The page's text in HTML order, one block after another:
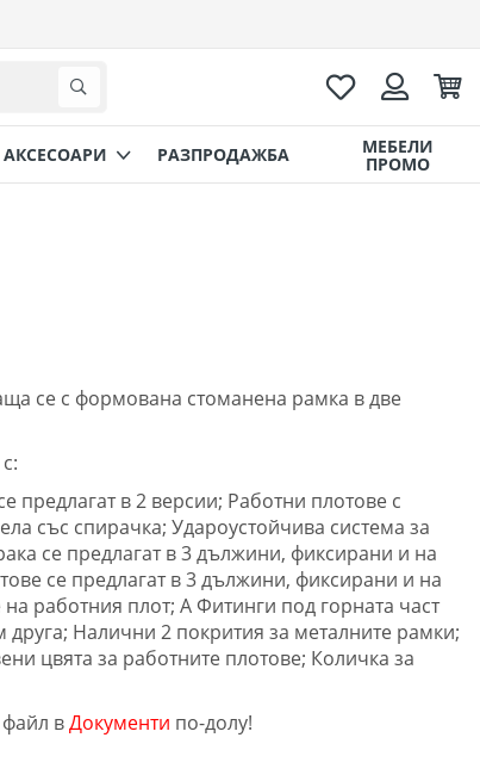
Любими
AКСЕСОАРИ РАЗПРОДАЖБА МЕБЕЛИ
ПРОМО
се с формована стоманена рамка в две
предлагат в 2 версии; Работни плотове с
със спирачка; Удароустойчива система за
се предлагат в 3 дължини, фиксирани и на
се предлагат в 3 дължини, фиксирани и на
работния плот; A Фитинги под горната част
Налични 2 покрития за металните рамки;
цвята за работните плотове; Количка за
файл вДокументи по-долу!